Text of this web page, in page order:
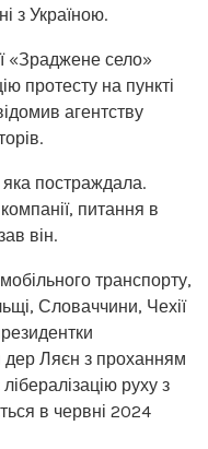
з Україною.
«Зраджене село»
протесту на пункті
агентству
постраждала.
питання в
він.
транспорту,
Словаччини, Чехії
дер Ляєн з проханням
руху з
в червні 2024